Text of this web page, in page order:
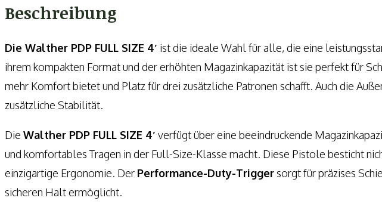
Menge
Beschreibung
Die Walther PDP FULL SIZE 4′ ist die ideale Wahl für alle, die eine
ihrem kompakten Format und der erhöhten Magazinkapazität ist sie perfekt für
mehr Komfort bietet und Platz für drei zusätzliche Patronen schafft. Auch die
zusätzliche Stabilität.
Die Walther PDP FULL SIZE 4′ verfügt über eine beeindruckende
und komfortables Tragen in der Full-Size-Klasse macht. Diese Pistole besticht
einzigartige Ergonomie. Der Performance-Duty-Triggersorgt für präzises
sicheren Halt ermöglicht.